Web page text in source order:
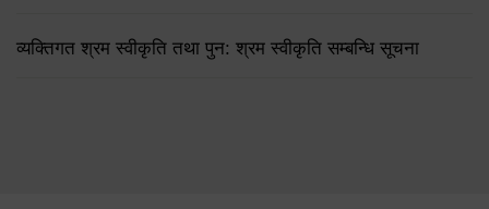
व्यक्तिगत श्रम स्वीकृति तथा पुन: श्रम स्वीकृति सम्बन्धि सूचना